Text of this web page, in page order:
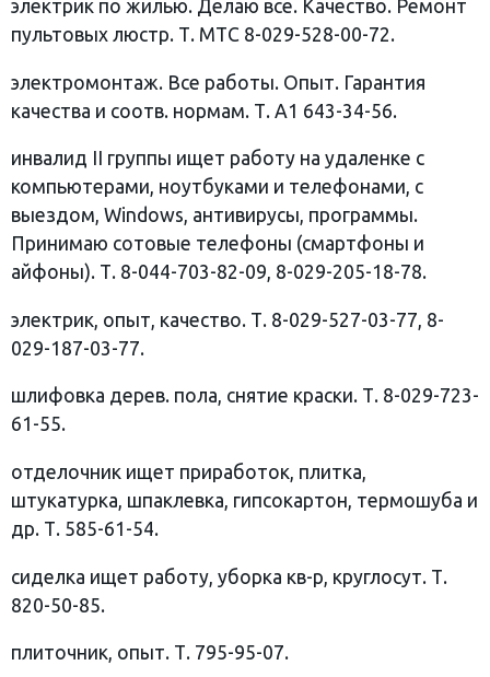
электрик по жилью. Делаю все. Качество. Ремонт
пультовых люстр. Т. МТС 8-029-528-00-72.
электромонтаж. Все работы. Опыт. Гарантия
качества и соотв. нормам. Т. А1 643-34-56.
инвалид II группы ищет работу на удаленке с
компьютерами, ноутбуками и телефонами, с
выездом, Windows, антивирусы, программы.
Принимаю сотовые телефоны (смартфоны и
айфоны). Т. 8-044-703-82-09, 8-029-205-18-78.
электрик, опыт, качество. Т. 8-029-527-03-77, 8-
029-187-03-77.
шлифовка дерев. пола, снятие краски. Т. 8-029-723-
61-55.
отделочник ищет приработок, плитка,
штукатурка, шпаклевка, гипсокартон, термошуба и
др. Т. 585-61-54.
сиделка ищет работу, уборка кв-р, круглосут. Т.
820-50-85.
плиточник, опыт. Т. 795-95-07.